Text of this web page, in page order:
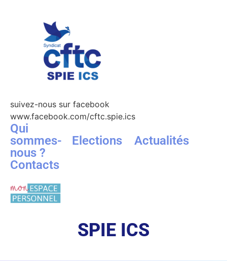
suivez-nous sur facebook
www.facebook.com/cftc.spie.ics
Qui
sommes-
nous ?
Elections
Actualités
Contacts
SPIE ICS